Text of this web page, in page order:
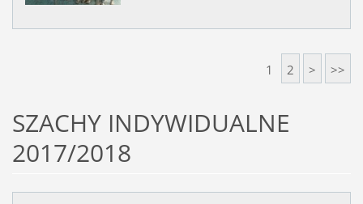
1 2 > >>
SZACHY INDYWIDUALNE
2017/2018